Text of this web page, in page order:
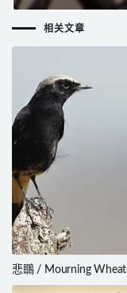
occipitalis
相关文章
悲䳭 / Mourning
Oenanthe lugens